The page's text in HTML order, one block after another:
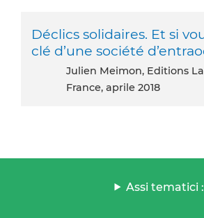
Déclics solidaires. Et si
clé d’une société
Julien Meimon, Editions Larousse, Paris,
France, aprile 2018
Assi tematici :